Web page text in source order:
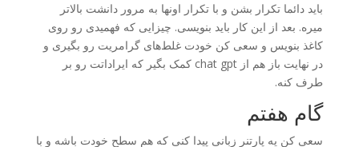
باید دائما تکرار بشن و با تکرار اونها به مرور دانشت بالاتر
میره. بعد از این کار باید بنویسی. چیزایی که فهمیدی رو روی
کاغذ بنویس و سعی کن خودت غلط‌های گرامریت رو بگیری و
در نهایت باز هم از chat gpt کمک بگیر که ایراداتت رو بر
طرف کنه.
گام هفتم
سعی کن یه پارتنر زبانی پیدا کنی که هم سطح خودت باشه و با